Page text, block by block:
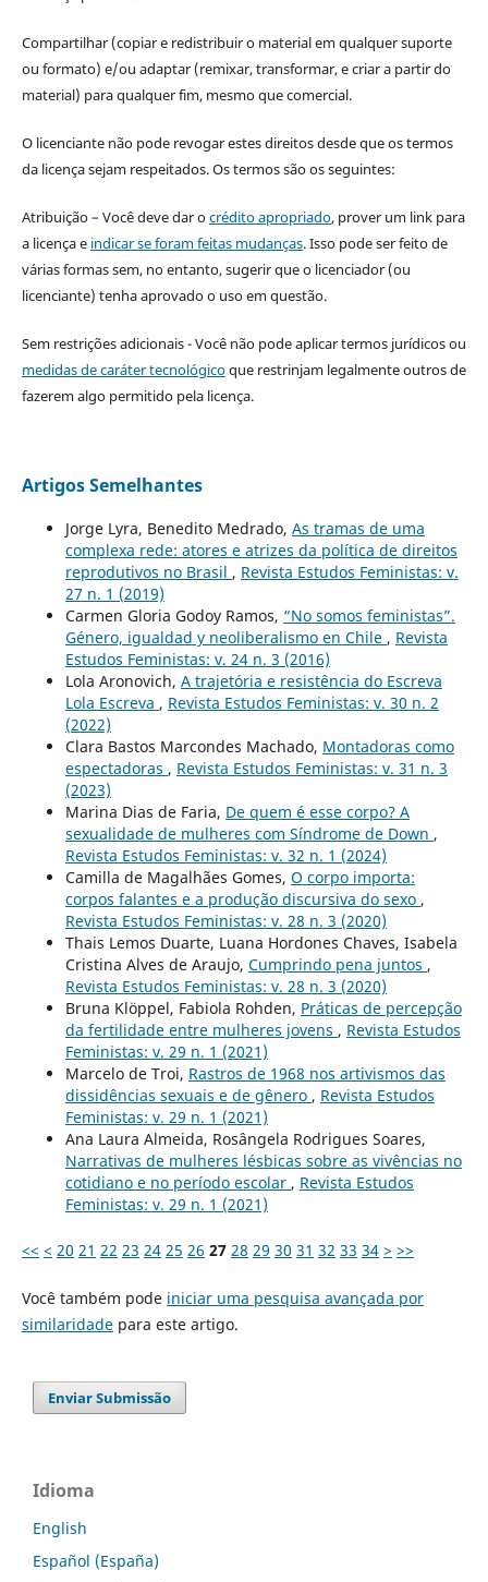
Compartilhar (copiar e redistribuir o material em qualquer suporte
ou formato) e/ou adaptar (remixar, transformar, e criar a partir do
material) para qualquer fim, mesmo que comercial.
O licenciante não pode revogar estes direitos desde que os termos
da licença sejam respeitados. Os termos são os seguintes:
Atribuição – Você deve dar ocrédito apropriado, prover um link para
a licença e indicar se foram feitas mudanças. Isso pode ser feito de
várias formas sem, no entanto, sugerir que o licenciador (ou
licenciante) tenha aprovado o uso em questão.
Sem restrições adicionais - Você não pode aplicar termos jurídicos ou
medidas de caráter tecnológicoque restrinjam legalmente outros de
fazerem algo permitido pela licença.
Artigos Semelhantes
Jorge Lyra, Benedito Medrado, As tramas de uma
complexa rede: atores e atrizes da política de direitos
reprodutivos no Brasil , Revista Estudos Feministas: v.
27 n. 1 (2019)
Carmen Gloria Godoy Ramos, “No somos feministas”.
Género, igualdad y neoliberalismo en Chile , Revista
Estudos Feministas: v. 24 n. 3 (2016)
Lola Aronovich, A trajetória e resistência do Escreva
Lola Escreva , Revista Estudos Feministas: v. 30 n. 2
(2022)
Clara Bastos Marcondes Machado, Montadoras como
espectadoras , Revista Estudos Feministas: v. 31 n. 3
(2023)
Marina Dias de Faria, De quem é esse corpo? A
sexualidade de mulheres com Síndrome de Down ,
Revista Estudos Feministas: v. 32 n. 1 (2024)
Camilla de Magalhães Gomes, O corpo importa:
corpos falantes e a produção discursiva do sexo ,
Revista Estudos Feministas: v. 28 n. 3 (2020)
Thais Lemos Duarte, Luana Hordones Chaves, Isabela
Cristina Alves de Araujo, Cumprindo pena juntos ,
Revista Estudos Feministas: v. 28 n. 3 (2020)
Bruna Klöppel, Fabiola Rohden, Práticas de percepção
da fertilidade entre mulheres jovens , Revista Estudos
Feministas: v. 29 n. 1 (2021)
Marcelo de Troi, Rastros de 1968 nos artivismos das
dissidências sexuais e de gênero , Revista Estudos
Feministas: v. 29 n. 1 (2021)
Ana Laura Almeida, Rosângela Rodrigues Soares,
Narrativas de mulheres lésbicas sobre as vivências no
cotidiano e no período escolar , Revista Estudos
Feministas: v. 29 n. 1 (2021)
<< < 20 21 22 23 24 25 26 27 28 29 30 31 32 33 34 > >>
Você também pode iniciar uma pesquisa avançada por
similaridadepara este artigo.
Enviar Submissão
Idioma
English
Español (España)